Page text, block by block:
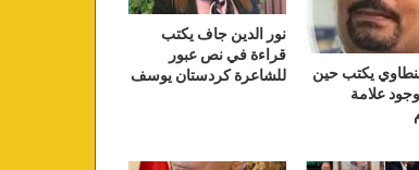
يكتب حين
علامة
نور الدين جاف يكتب
قراءة في نص عبور
للشاعرة كردستان يوسف